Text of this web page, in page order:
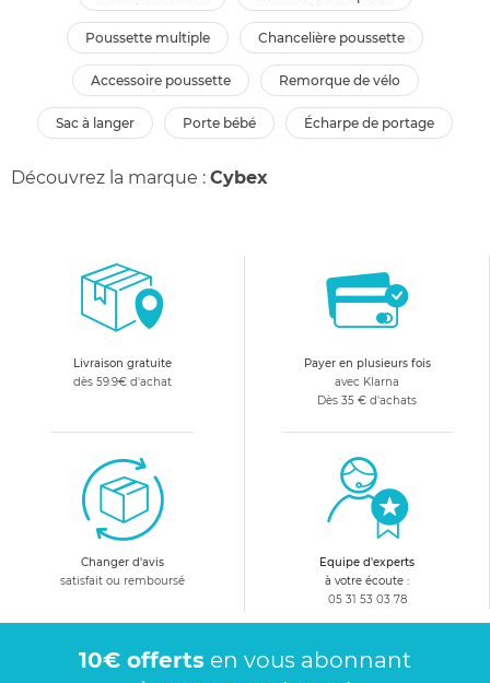
poussette multiple chancelière poussette
accessoire poussette remorque de vélo
sac à langer porte bébé écharpe de portage
Découvrez la marque : Cybex
Livraison gratuite
dès 59.9€ d'achat
Payer en plusieurs fois
avec Klarna
Dès 35 € d'achats
Changer d'avis
satisfait ou remboursé
Equipe d'experts
à votre écoute :
05 31 53 03 78
10€ offerts en vous abonnant